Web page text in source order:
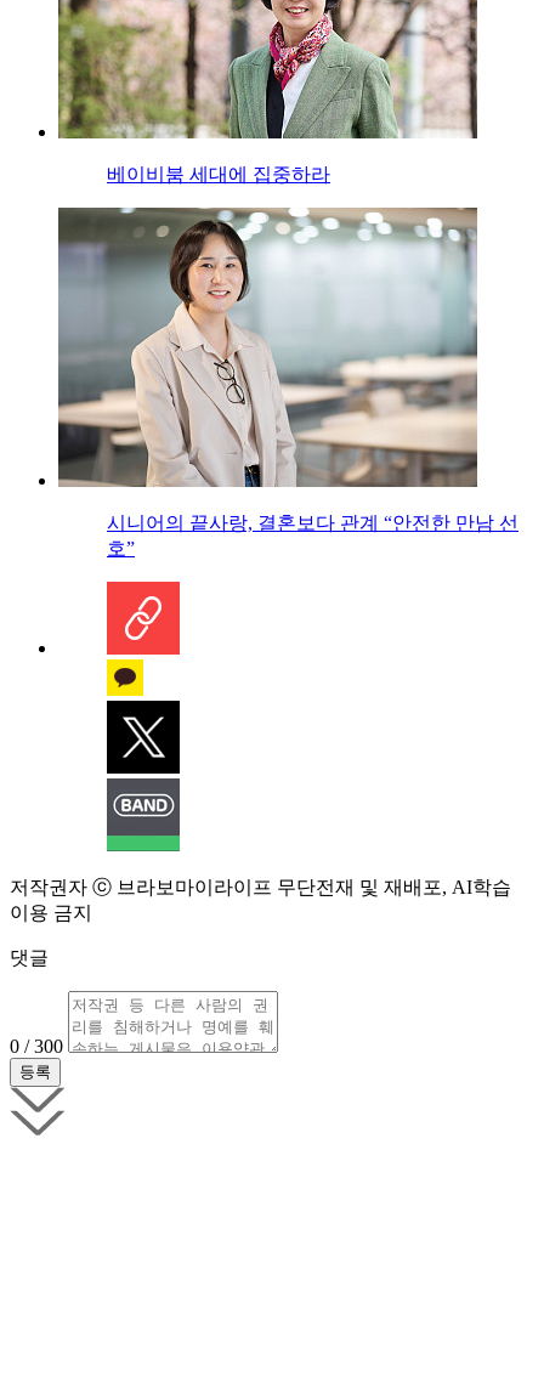
베이비붐 세대에 집중하라
시니어의 끝사랑, 결혼보다 관계 “안전한 만남 선
호”
저작권자 ⓒ 브라보마이라이프 무단전재 및 재배포, AI학습
이용 금지
댓글
0 / 300